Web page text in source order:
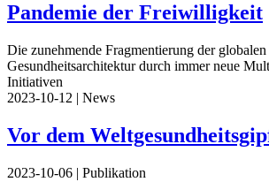
Pandemie der Freiwilligkeit
Die zunehmende Fragmentierung der globalen
Gesundheitsarchitektur durch immer neue
Initiativen
2023-10-12 | News
Vor dem
2023-10-06 | Publikation